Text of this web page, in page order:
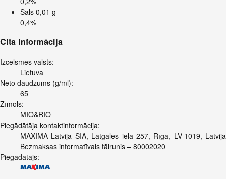
Sāls 0,01 g
0,4%
Cita informācija
Izcelsmes valsts:
Lietuva
Neto daudzums (g/ml):
65
Zīmols:
MIO&RIO
Piegādātāja kontaktinformācija:
MAXIMA Latvija SIA, Latgales iela 257, Rīga, LV-1019, Latvija
Bezmaksas informatīvais tālrunis – 80002020
Piegādātājs: